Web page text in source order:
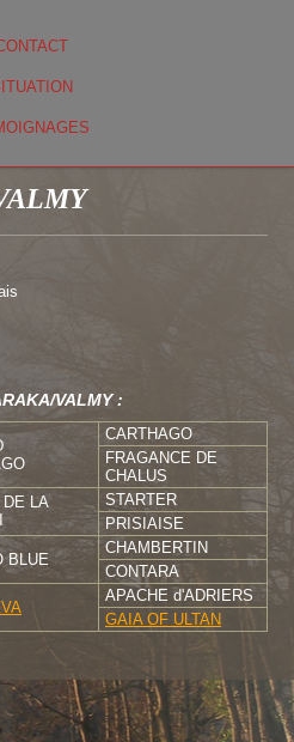
VALMY :
CARTHAGO
FRAGANCE DE
CHALUS
DE LA
STARTER
PRISIAISE
BLUE
CHAMBERTIN
CONTARA
APACHE d'ADRIERS
GAIA OF ULTAN